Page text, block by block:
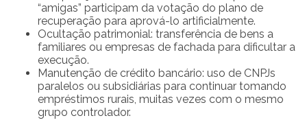
“amigas” participam da votação do plano de
recuperação para aprová-lo artificialmente.
Ocultação patrimonial: transferência de bens a
familiares ou empresas de fachada para dificultar a
execução.
Manutenção de crédito bancário: uso de CNPJs
paralelos ou subsidiárias para continuar tomando
empréstimos rurais, muitas vezes com o mesmo
grupo controlador.